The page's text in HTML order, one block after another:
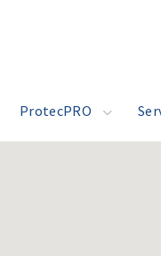
ProtecPRO